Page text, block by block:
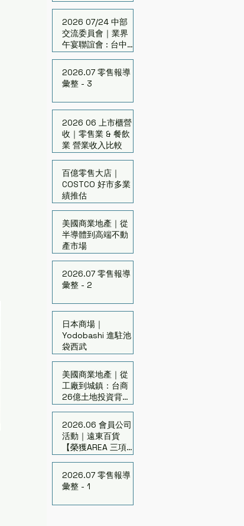
2026 07/24 中部
交流委員會｜業界
午宴聯誼會 : 台中的
跨界與翻轉
2026.07 零售報導
彙整 - 3
2026 06 上市櫃營
收｜零售業 & 餐飲
業 營業收入比較
百億零售大店｜
COSTCO 好市多業
績推估
美國商業地產｜從
半導體到高端不動
產市場
2026.07 零售報導
彙整 - 2
日本商場｜
Yodobashi 進駐池
袋西武
美國商業地產｜從
工廠到城鎮：台商
26億土地投資背後
的亞利桑那新商機
2026.06 會員公司
活動｜遠東百貨
【榮獲AREA 三項大
獎】連續7年獲頒15
座獎
2026.07 零售報導
彙整 - 1